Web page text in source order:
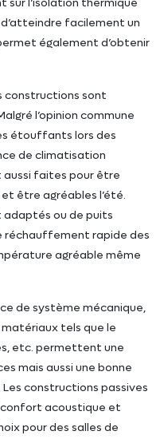
facilement un
également d’obtenir
constructions sont
l’opinion commune
étouffants lors des
de climatisation
aussi faites pour être
être agréables l’été.
adaptés ou de puits
rapide des
agréable même
de système mécanique,
matériaux tels que le
etc. permettent une
mais aussi une bonne
constructions passives
acoustique et
pour des salles de